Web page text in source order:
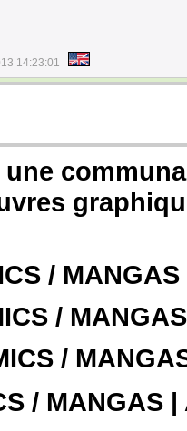
14:23:01
/
/
/
/ MANGAS |